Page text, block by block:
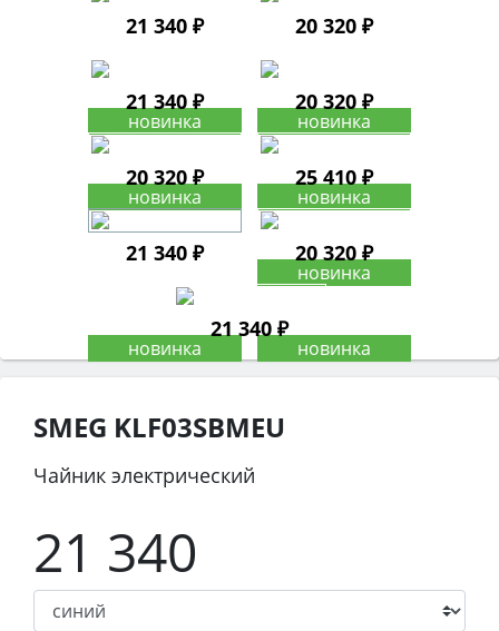
21 340 ₽ 20 320 ₽
21 340 ₽ 20 320 ₽
20 320 ₽ 25 410 ₽
21 340 ₽ 20 320 ₽
21 340 ₽
SMEG KLF03SBMEU
Чайник электрический
21 340